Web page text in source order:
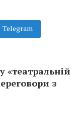
Telegram
«театральній
з